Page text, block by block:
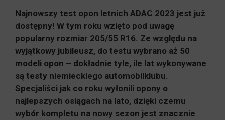
Najnowszy test opon letnich ADAC 2023 jest już
dostępny! W tym roku wzięto pod uwagę
popularny rozmiar 205/55 R16. Ze względu na
wyjątkowy jubileusz, do testu wybrano aż 50
modeli opon – dokładnie tyle, ile lat wykonywane
są testy niemieckiego automobilklubu.
Specjaliści jak co roku wyłonili opony o
najlepszych osiągach na lato, dzięki czemu
wybór kompletu na nowy sezon jest znacznie